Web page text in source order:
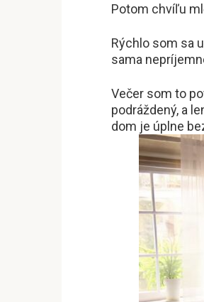
Potom chvíľu
Rýchlo som sa
sama
Večer som to
podráždený, a
dom je úplne